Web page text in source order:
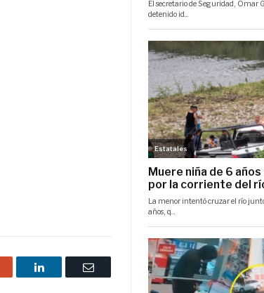
LinkedIn
Correo